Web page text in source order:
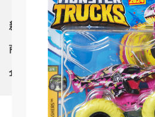
新着情報
商品紹介
企業情報